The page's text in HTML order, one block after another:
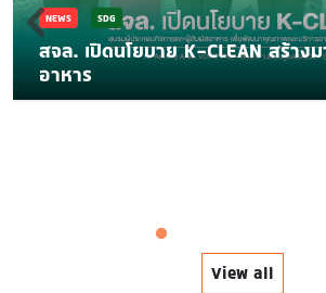
NEWS SDG
สจล. เปิดนโยบาย K-CLEAN สร้างม
อาหาร
View all